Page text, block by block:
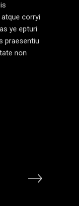
corryi
ye epturi
praesentiu
non